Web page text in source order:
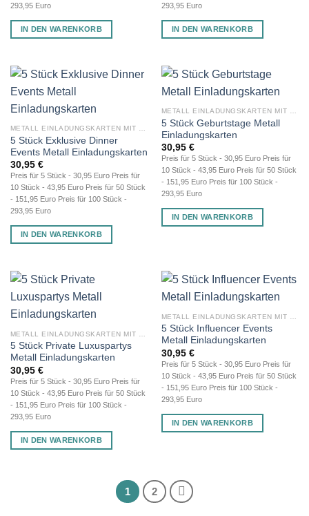
293,95 Euro
IN DEN WARENKORB
293,95 Euro
IN DEN WARENKORB
5 Stück Exklusive Dinner
Events Metall Einladungskarten
30,95 €
Preis für 5 Stück - 30,95 Euro Preis für
10 Stück - 43,95 Euro Preis für 50 Stück
- 151,95 Euro Preis für 100 Stück -
293,95 Euro
IN DEN WARENKORB
5 Stück Geburtstage Metall
Einladungskarten
30,95 €
Preis für 5 Stück - 30,95 Euro Preis für
10 Stück - 43,95 Euro Preis für 50 Stück
- 151,95 Euro Preis für 100 Stück -
293,95 Euro
IN DEN WARENKORB
5 Stück Private Luxuspartys
Metall Einladungskarten
30,95 €
Preis für 5 Stück - 30,95 Euro Preis für
10 Stück - 43,95 Euro Preis für 50 Stück
- 151,95 Euro Preis für 100 Stück -
293,95 Euro
IN DEN WARENKORB
5 Stück Influencer Events
Metall Einladungskarten
30,95 €
Preis für 5 Stück - 30,95 Euro Preis für
10 Stück - 43,95 Euro Preis für 50 Stück
- 151,95 Euro Preis für 100 Stück -
293,95 Euro
IN DEN WARENKORB
1 2